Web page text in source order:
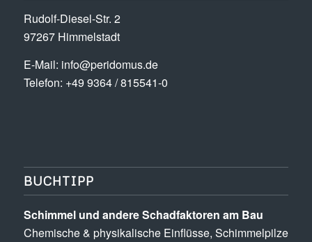
Rudolf-Diesel-Str. 2
97267 Himmelstadt
E-Mail: info@peridomus.de
Telefon: +49 9364 / 815541-0
BUCHTIPP
Schimmel und andere Schad­­faktoren am Bau
Chemische & physikalische Einflüsse, Schimmel­pilze